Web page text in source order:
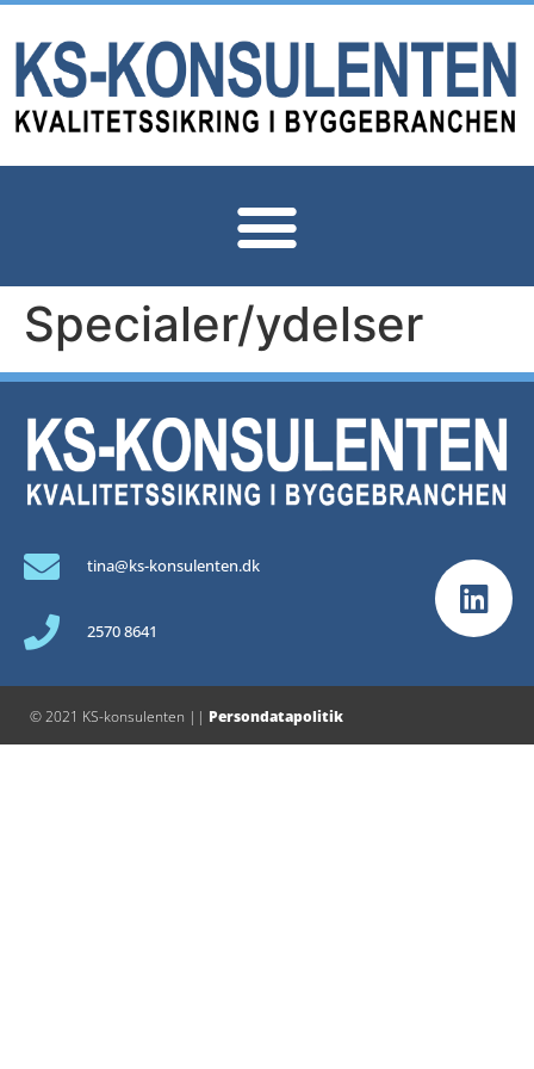
Specialer/ydelser
tina@ks-konsulenten.dk
2570 8641
© 2021 KS-konsulenten || Persondatapolitik